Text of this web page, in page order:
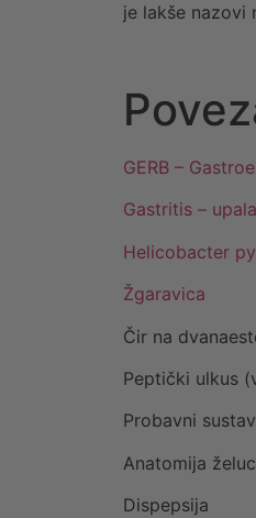
je lakše nazovi
GERB –
Gastritis –
Helicobacter
Žgaravica
Čir na
Peptički ulkus
Probavni sustav
Anatomija
Dispepsija